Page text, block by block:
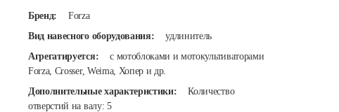
Бренд:
Forza
Вид навесного оборудования:
удлинитель
Агрегатируется:
с мотоблоками и мотокультиваторами
Forza, Crosser, Weima, Хопер и др.
Дополнительные характеристики:
Количество
отверстий на валу: 5